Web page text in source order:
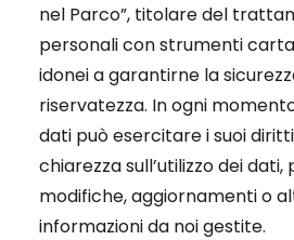
nel Parco”, titolare del
personali con strumenti
idonei a garantirne la
riservatezza. In ogni
dati può esercitare i suoi
chiarezza sull’utilizzo dei
modifiche, aggiornamenti o
informazioni da noi gestite.